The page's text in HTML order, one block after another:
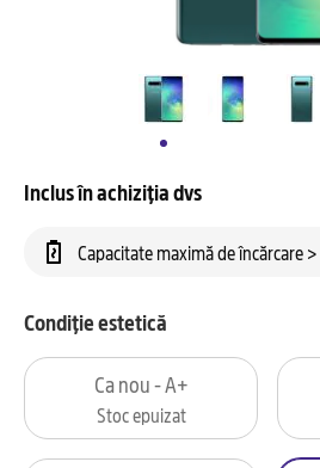
Inclus în achiziția dvs
Capacitate maximă de încărcare
Condiție estetică
Ca nou - A+
Stoc epuizat